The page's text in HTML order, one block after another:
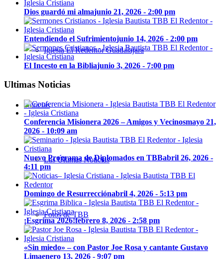
Iglesia El Redentor Guadalajara
Noticias
Las Últimas Noticias
Fotos de TBB
Dios guardó mi almajunio 21, 2026 - 2:00 pm
Entendiendo el Sufrimientojunio 14, 2026 - 2:00 pm
El Incesto en la Bibliajunio 3, 2026 - 7:00 pm
Ultimas Noticias
Conferencia Misionera 2026 – Amigos y Vecinosmayo 21,
2026 - 10:09 am
Nuevo Programa de Diplomados en TBBabril 26, 2026 -
4:11 pm
Domingo de Resurrecciónabril 4, 2026 - 5:13 pm
¡Esgrima 2026!febrero 8, 2026 - 2:58 pm
«Sin miedo» – con Pastor Joe Rosa y cantante Gustavo
Limaenero 13, 2026 - 9:07 pm